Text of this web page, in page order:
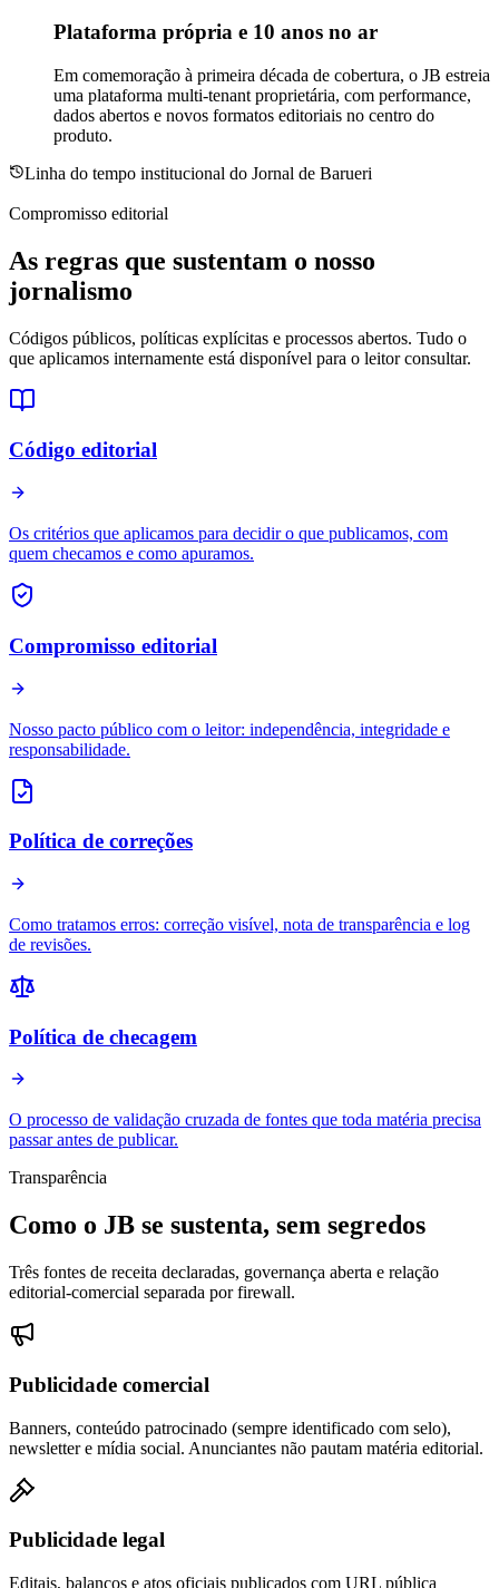
Plataforma própria e 10 anos no ar
Em comemoração à primeira década de cobertura, o JB estreia
uma plataforma multi-tenant proprietária, com performance,
dados abertos e novos formatos editoriais no centro do
produto.
Linha do tempo institucional do Jornal de Barueri
Compromisso editorial
As regras que sustentam o nosso
jornalismo
Códigos públicos, políticas explícitas e processos abertos. Tudo o
que aplicamos internamente está disponível para o leitor consultar.
Código editorial
Os critérios que aplicamos para decidir o que publicamos, com
quem checamos e como apuramos.
Compromisso editorial
Nosso pacto público com o leitor: independência, integridade e
responsabilidade.
Política de correções
Como tratamos erros: correção visível, nota de transparência e log
de revisões.
Política de checagem
O processo de validação cruzada de fontes que toda matéria precisa
passar antes de publicar.
Transparência
Como o JB se sustenta, sem segredos
Três fontes de receita declaradas, governança aberta e relação
editorial-comercial separada por firewall.
Publicidade comercial
Banners, conteúdo patrocinado (sempre identificado com selo),
newsletter e mídia social. Anunciantes não pautam matéria editorial.
Publicidade legal
Editais, balanços e atos oficiais publicados com URL pública